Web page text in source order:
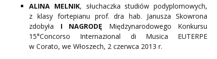
ALINA MELNIK, słuchaczka studiów podyplomowych,
z klasy fortepianu prof. dra hab. Janusza Skowrona
zdobyła I NAGRODĘ Międzynarodowego Konkursu
15°Concorso Internazional di Musica EUTERPE
w Corato, we Włoszech, 2 czerwca 2013 r.